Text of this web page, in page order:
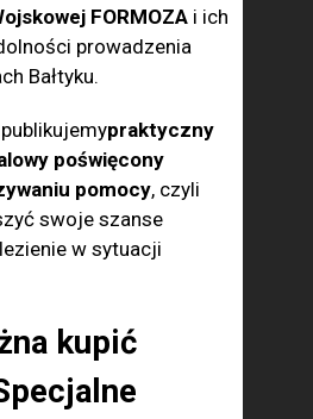
FORMOZA i ich
prowadzenia
Bałtyku.
praktyczny
poświęcony
pomocy, czyli
swoje szanse
w sytuacji
kupić